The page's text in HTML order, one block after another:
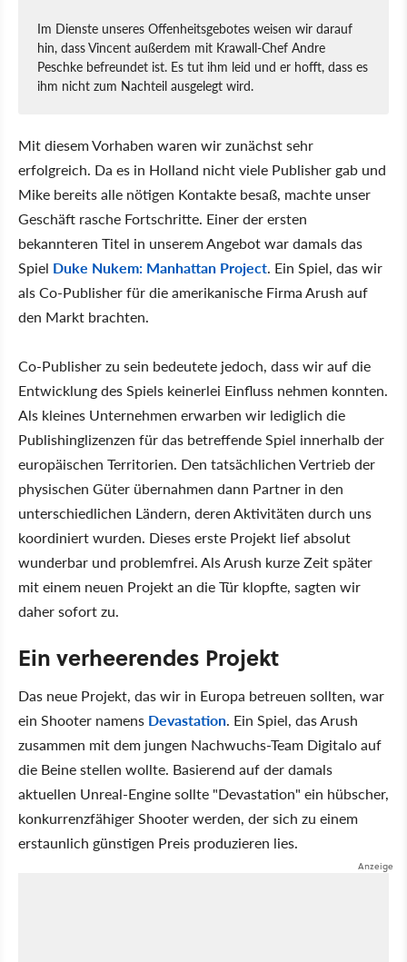
Im Dienste unseres Offenheitsgebotes weisen wir darauf
hin, dass Vincent außerdem mit Krawall-Chef Andre
Peschke befreundet ist. Es tut ihm leid und er hofft, dass es
ihm nicht zum Nachteil ausgelegt wird.
Mit diesem Vorhaben waren wir zunächst sehr
erfolgreich. Da es in Holland nicht viele Publisher gab und
Mike bereits alle nötigen Kontakte besaß, machte unser
Geschäft rasche Fortschritte. Einer der ersten
bekannteren Titel in unserem Angebot war damals das
Spiel Duke Nukem: Manhattan Project. Ein Spiel, das wir
als Co-Publisher für die amerikanische Firma Arush auf
den Markt brachten.
Co-Publisher zu sein bedeutete jedoch, dass wir auf die
Entwicklung des Spiels keinerlei Einfluss nehmen konnten.
Als kleines Unternehmen erwarben wir lediglich die
Publishinglizenzen für das betreffende Spiel innerhalb der
europäischen Territorien. Den tatsächlichen Vertrieb der
physischen Güter übernahmen dann Partner in den
unterschiedlichen Ländern, deren Aktivitäten durch uns
koordiniert wurden. Dieses erste Projekt lief absolut
wunderbar und problemfrei. Als Arush kurze Zeit später
mit einem neuen Projekt an die Tür klopfte, sagten wir
daher sofort zu.
Ein verheerendes Projekt
Das neue Projekt, das wir in Europa betreuen sollten, war
ein Shooter namens Devastation. Ein Spiel, das Arush
zusammen mit dem jungen Nachwuchs-Team Digitalo auf
die Beine stellen wollte. Basierend auf der damals
aktuellen Unreal-Engine sollte "Devastation" ein hübscher,
konkurrenzfähiger Shooter werden, der sich zu einem
erstaunlich günstigen Preis produzieren lies.